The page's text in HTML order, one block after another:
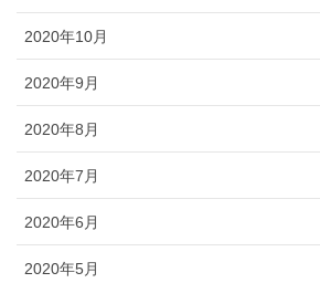
2020年10月
2020年9月
2020年8月
2020年7月
2020年6月
2020年5月